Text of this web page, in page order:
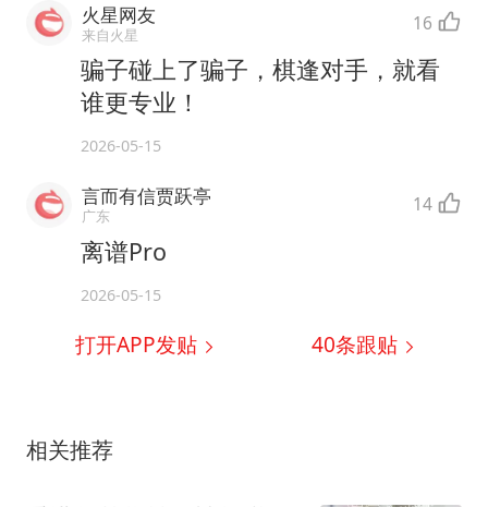
火星网友
来自火星 16
骗子碰上了骗子，棋逢对手，就看
谁更专业！
2026-05-15
言而有信贾跃亭
广东 14
离谱Pro
2026-05-15
打开APP发贴 40条跟贴
相关推荐